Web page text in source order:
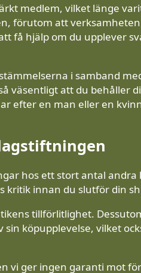
medlem, vilket länge
förutom att
få hjälp om du upplever
i samband
väsentligt att du behåller
efter en man eller en
hos ett stort antal andra
kritik innan du slutför din
tillförlitlighet.
köpupplevelse, vilket
vi ger ingen garanti mot